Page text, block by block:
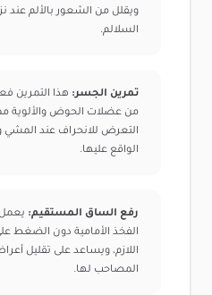
ويقلل من الشعور بالألم عند
السلالم.
تمرين الجسر: هذا التمرين
من عضلات الحوض والألوية
التعرض للانحراف عند
الواقع عليها.
رفع الساق المستقيم:
الفخذ الأمامية دون الضغط
اللازم، ويساعد على تقليل
المصاحب لها.